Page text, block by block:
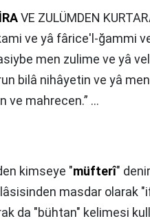
VE ZULÜMDEN
ve yâ fârice'l-ğammi
men zulime ve yâ
bilâ nihâyetin ve yâ
ve mahrecen.” ...
kimseye "müfterî"
masdar olarak
da "bühtan" kelimesi